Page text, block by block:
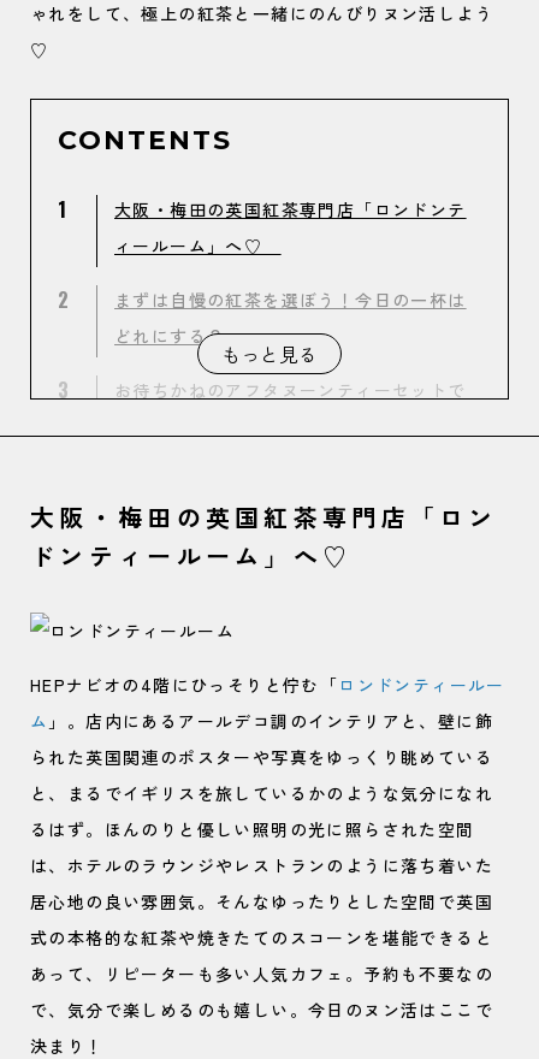
ゃれをして、極上の紅茶と一緒にのんびりヌン活しよう
♡
CONTENTS
1
大阪・梅田の英国紅茶専門店「ロンドンテ
ィールーム」へ♡
2
まずは自慢の紅茶を選ぼう！今日の一杯は
どれにする？
3
お待ちかねのアフタヌーンティーセットで
ピンク×レースのワンピース
もっと見る
大阪・梅田の英国紅茶専門店「ロン
ドンティールーム」へ♡
HEPナビオの4階にひっそりと佇む「 ロンドンティールー
ム 」。店内にあるアールデコ調のインテリアと、壁に飾
られた英国関連のポスターや写真をゆっくり眺めている
と、まるでイギリスを旅しているかのような気分になれ
るはず。ほんのりと優しい照明の光に照らされた空間
は、ホテルのラウンジやレストランのように落ち着いた
居心地の良い雰囲気。そんなゆったりとした空間で英国
式の本格的な紅茶や焼きたてのスコーンを堪能できると
あって、リピーターも多い人気カフェ。予約も不要なの
で、気分で楽しめるのも嬉しい。今日のヌン活はここで
決まり！